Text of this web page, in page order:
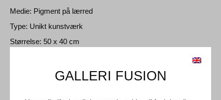
Medie: Pigment på lærred
Type: Unikt kunstværk
Størrelse: 50 x 40 cm
GALLERI FUSION